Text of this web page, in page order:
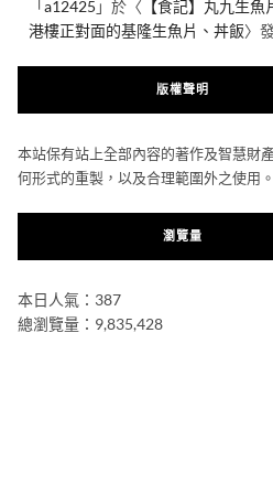
「a12425 」於〈 【食記】丸九生
港樓正對面的基隆生魚片、丼飯〉
版權聲明
本站保有站上全部內容的著作及智慧財
何形式的重製，以及合理範圍外之使用。
瀏覽量
本日人氣：387
總瀏覽量：9,835,428